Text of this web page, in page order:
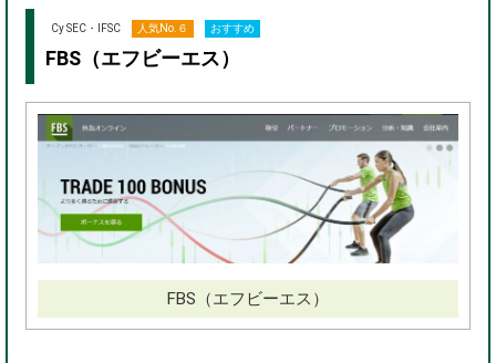
Cy SEC・IFSC 人気No.６ おすすめ
FBS（エフビーエス）
FBS（エフビーエス）